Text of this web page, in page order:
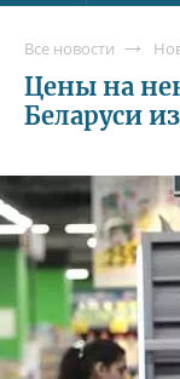
Все новости
Цены на
Беларуси